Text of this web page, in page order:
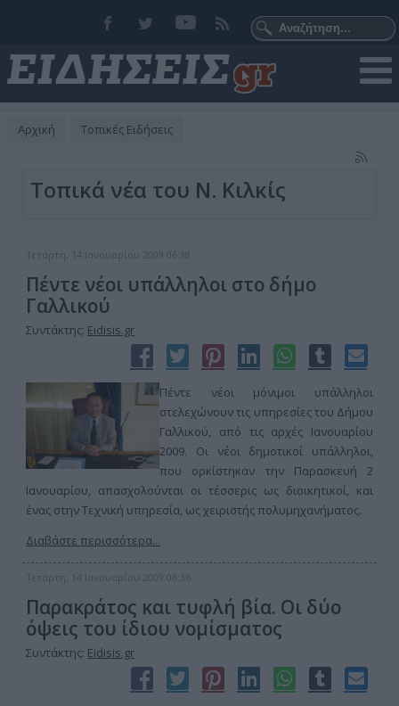
Αρχική Τοπικές Ειδήσεις
Τοπικά νέα του Ν. Κιλκίς
Τετάρτη, 14 Ιανουαρίου 2009 06:38
Πέντε νέοι υπάλληλοι στο δήμο
Γαλλικού
Συντάκτης: Eidisis.gr
Πέντε νέοι μόνιμοι υπάλληλοι
στελεχώνουν τις υπηρεσίες του Δήμου
Γαλλικού, από τις αρχές Ιανουαρίου
2009. Οι νέοι δημοτικοί υπάλληλοι,
που ορκίστηκαν την Παρασκευή 2
Ιανουαρίου, απασχολούνται οι τέσσερις ως διοικητικοί, και
ένας στην Τεχνική υπηρεσία, ως χειριστής πολυμηχανήματος.
Διαβάστε περισσότερα...
Τετάρτη, 14 Ιανουαρίου 2009 06:36
Παρακράτος και τυφλή βία. Οι δύο
όψεις του ίδιου νομίσματος
Συντάκτης: Eidisis.gr